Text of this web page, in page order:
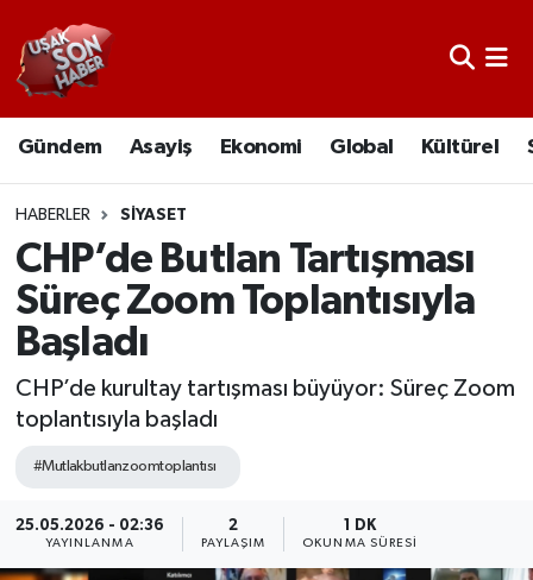
Gündem Asayiş Ekonomi Global Kültürel
HABERLER SIYASET
CHP’de Butlan Tartışması
Süreç Zoom Toplantısıyla
Başladı
CHP’de kurultay tartışması büyüyor: Süreç Zoom
toplantısıyla başladı
#Mutlakbutlanzoomtoplantısı
25.05.2026 - 02:36
YAYINLANMA
2
PAYLAŞIM
1 DK
OKUNMA SÜRESI
Uşak Nöbetçi Eczaneler
Uşak Hava Durumu
Uşak Namaz Vakitleri
Uşak Trafik Yoğunluk Haritası
Süper Lig Puan Durumu ve Fikstür
Tüm Manşetler
Haber Arşivi